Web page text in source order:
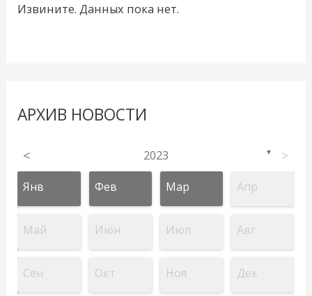
Извините. Данных пока нет.
АРХИВ НОВОСТИ
< 2023 ▼ >
Янв Фев Мар Апр
Май Июн Июл Авг
Сен Окт Ноя Дек